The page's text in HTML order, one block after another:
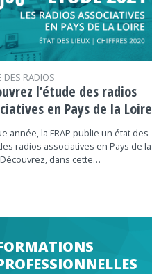
DES RADIOS
l’étude des radios
en Pays de la Loire
année, la FRAP publie un état des
radios associatives en Pays de la
dans cette…